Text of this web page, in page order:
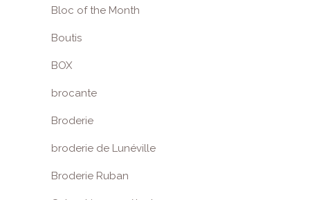
Bloc of the Month
Boutis
BOX
brocante
Broderie
broderie de Lunéville
Broderie Ruban